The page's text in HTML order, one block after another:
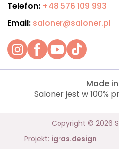
Telefon: +48 576 109 993
Email: saloner@saloner.pl
Made in
Saloner jest w 100%
Copyright © 2026
Projekt: igras.design